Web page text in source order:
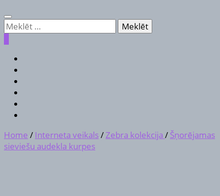
Meklēt:
Home / Interneta veikals/Zebra kolekcija / Šņorējamas
sieviešu audekla kurpes